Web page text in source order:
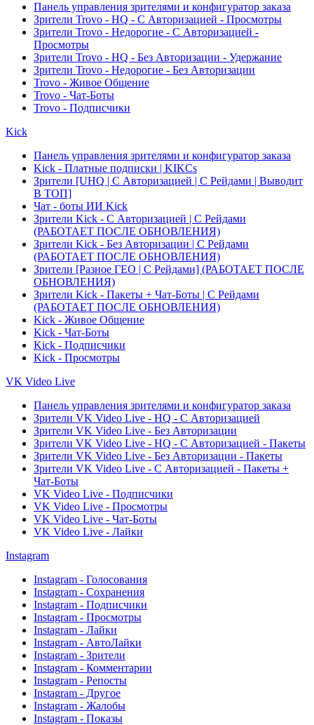
Панель управления зрителями и конфигуратор заказа
Зрители Trovo - HQ - С Авторизацией - Просмотры
Зрители Trovo - Недорогие - С Авторизацией -
Просмотры
Зрители Trovo - HQ - Без Авторизации - Удержание
Зрители Trovo - Недорогие - Без Авторизации
Trovo - Живое Общение
Trovo - Чат-Боты
Trovo - Подписчики
Kick
Панель управления зрителями и конфигуратор заказа
Kick - Платные подписки | KIKCs
Зрители [UHQ | С Авторизацией | С Рейдами | Выводит
В ТОП]
Чат - боты ИИ Kick
Зрители Kick - С Авторизацией | С Рейдами
(РАБОТАЕТ ПОСЛЕ ОБНОВЛЕНИЯ)
Зрители Kick - Без Авторизации | С Рейдами
(РАБОТАЕТ ПОСЛЕ ОБНОВЛЕНИЯ)
Зрители [Разное ГЕО | С Рейдами] (РАБОТАЕТ ПОСЛЕ
ОБНОВЛЕНИЯ)
Зрители Kick - Пакеты + Чат-Боты | С Рейдами
(РАБОТАЕТ ПОСЛЕ ОБНОВЛЕНИЯ)
Kick - Живое Общение
Kick - Чат-Боты
Kick - Подписчики
Kick - Просмотры
VK Video Live
Панель управления зрителями и конфигуратор заказа
Зрители VK Video Live - HQ - С Авторизацией
Зрители VK Video Live - Без Авторизации
Зрители VK Video Live - HQ - С Авторизацией - Пакеты
Зрители VK Video Live - Без Авторизации - Пакеты
Зрители VK Video Live - С Авторизацией - Пакеты +
Чат-Боты
VK Video Live - Подписчики
VK Video Live - Просмотры
VK Video Live - Чат-Боты
VK Video Live - Лайки
Instagram
Instagram - Голосования
Instagram - Сохранения
Instagram - Подписчики
Instagram - Просмотры
Instagram - Лайки
Instagram - АвтоЛайки
Instagram - Зрители
Instagram - Комментарии
Instagram - Репосты
Instagram - Другое
Instagram - Жалобы
Instagram - Показы